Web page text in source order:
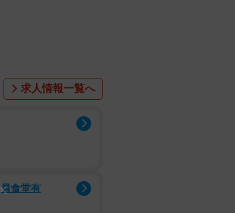
求人情報一覧へ
食堂有